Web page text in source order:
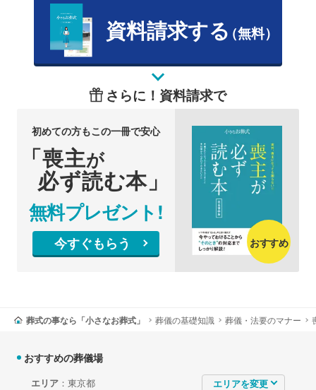
資料請求する（無料）
さらに！資料請求で
初めての方もこの一冊で安心
「喪主が
必ず読む本」
無料プレゼント!
今すぐもらう おすすめ
葬式の事なら「小さなお葬式」 葬儀の基礎知識 葬儀・法要のマナー
おすすめの葬儀場
エリア：東京都